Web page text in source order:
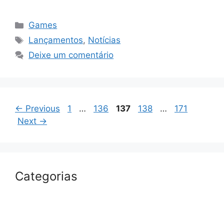
Categorias
Games
Tags
Lançamentos, Notícias
Deixe um comentário
← Previous Page
1 … Page
136 Page
137 Page
138 … Page
171
Next →
Categorias